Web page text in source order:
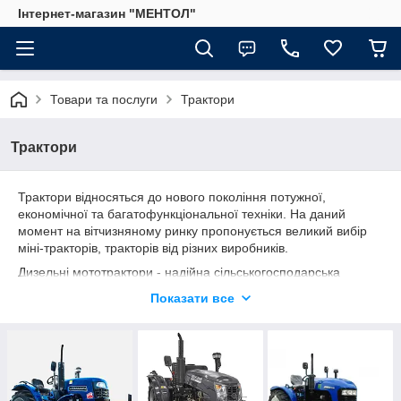
Інтернет-магазин "МЕНТОЛ"
Товари та послуги Трактори
Трактори
Трактори відносяться до нового покоління потужної,
економічної та багатофункціональної техніки. На даний
момент на вітчизняному ринку пропонується великий вибір
міні-тракторів, тракторів від різних виробників.
Дизельні мототрактори - надійна сільськогосподарська
незамінні до виконання безлічі сільськогосподарських робіт,
Мототрактор може працювати як газонокосарка, культиватор,
плуг, сівалка, збиральна машина або транспортний засіб.
Завдяки високій функціональності, його можна
використовувати цілий рік, замінивши ним цілий перелік
Показати все